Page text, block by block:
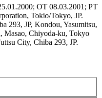
OT 08.03.2001; PT
Tokio/Tokyo, JP.
293, JP, Kondou, Yasumitsu,
Masao, Chiyoda-ku, Tokyo
City, Chiba 293, JP.